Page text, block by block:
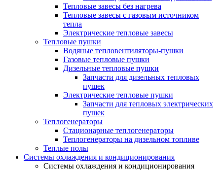
Тепловые завесы без нагрева
Тепловые завесы с газовым источником
тепла
Электрические тепловые завесы
Тепловые пушки
Водяные тепловентиляторы-пушки
Газовые тепловые пушки
Дизельные тепловые пушки
Запчасти для дизельных тепловых
пушек
Электрические тепловые пушки
Запчасти для тепловых электрических
пушек
Теплогенераторы
Cтационарные теплогенераторы
Теплогенераторы на дизельном топливе
Теплые полы
Системы охлаждения и кондиционирования
Системы охлаждения и кондиционирования